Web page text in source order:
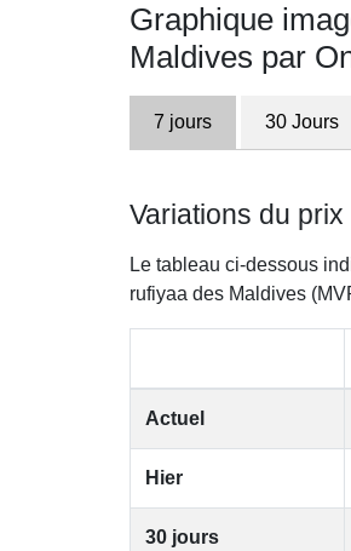
Graphique
Maldives par
7 jours 30 Jours
Variations du
Le tableau ci-dessous
rufiyaa des Maldives
Actuel
Hier
30 jours